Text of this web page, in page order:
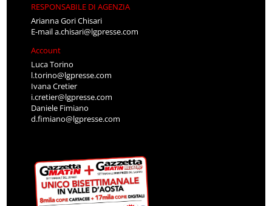
RESPONSABILE DI AGENZIA
Arianna Gori Chisari
E-maila.chisari@lgpresse.com
Account
Luca Torino
l.torino@lgpresse.com
Ivana Cretier
i.cretier@lgpresse.com
Daniele Fimiano
d.fimiano@lgpresse.com